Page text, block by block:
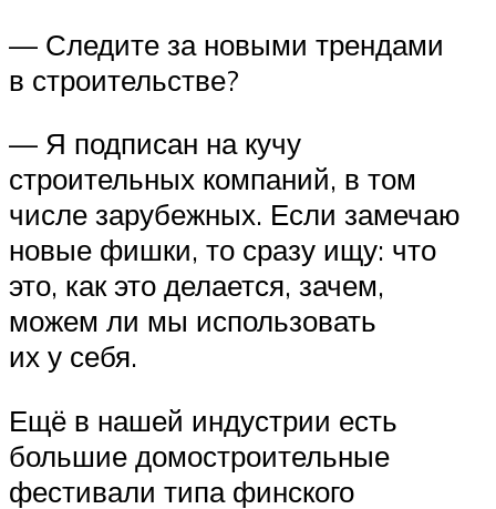
— Следите за новыми трендами
в строительстве?
— Я подписан на кучу
строительных компаний, в том
числе зарубежных. Если замечаю
новые фишки, то сразу ищу: что
это, как это делается, зачем,
можем ли мы использовать
их у себя.
Ещё в нашей индустрии есть
большие домостроительные
фестивали типа финского